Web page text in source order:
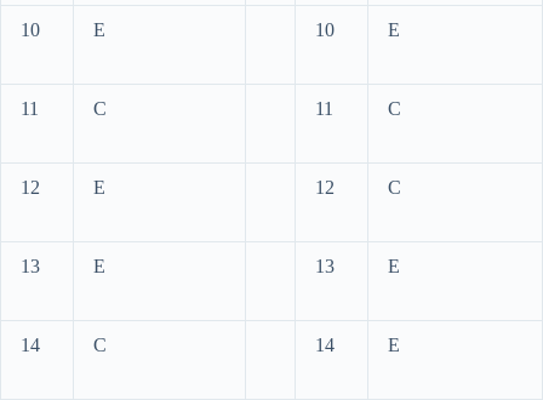
10 E 10 E
11 C 11 C
12 E 12 C
13 E 13 E
14 C 14 E